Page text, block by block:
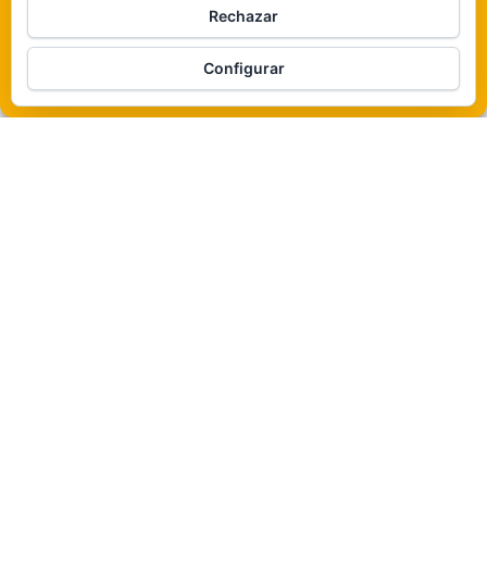
Veámos que hay aquí
Política de cookies
WordPress |Tema:
Rechazar
Configurar